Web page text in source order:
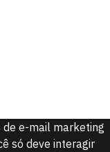
e-mail marketing
só deve interagir